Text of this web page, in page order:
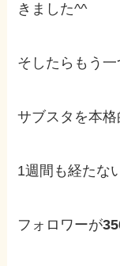
きました^^
そしたらもう一
サブスタを本
1週間も経たな
フォロワーが